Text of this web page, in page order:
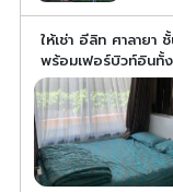
ให้เช่า อีลิท ศาลาย
พร้อมเฟอร์บิวท์อินทั้